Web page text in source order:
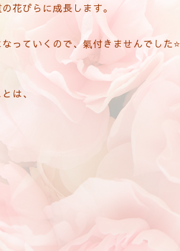
花びらに成長します。
っていくので、氣付きませんでした⭐️
は、